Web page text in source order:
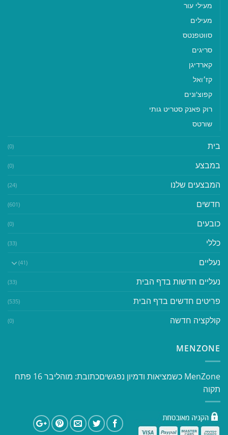
מעילי עור
מעילים
סווטפנטס
סריגים
קארדיגן
קז׳ואל
קפוצ'ונים
רוק פאנק סטריט גותי
שורטס
בית (0)
במבצע (0)
המבצעים שלנו (24)
חדשים (601)
כובעים (0)
כללי (33)
נעליים (41)
נעליים חדשות בדף הבית (33)
פריטים חדשים בדף הבית (535)
קולקציה חדשה (0)
MENZONE
​​MenZone כשמציאות ודמיון נפגשים​ כתובת: מוהליבר 16 פתח
תקוה